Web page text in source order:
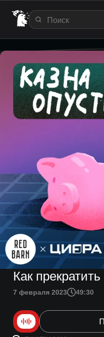
Как
7 февраля 2023 49:30